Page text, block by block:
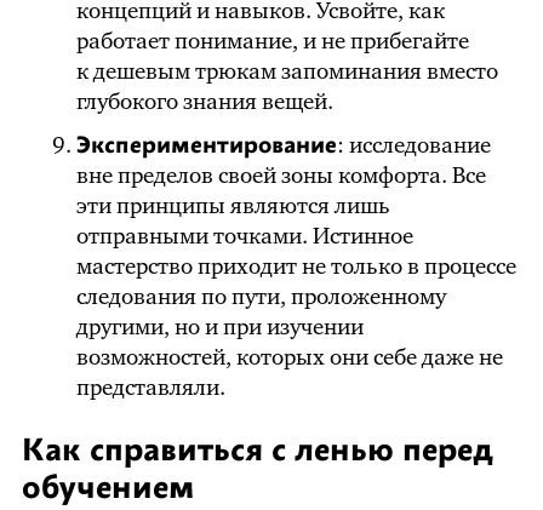
концепций и навыков. Усвойте, как
работает понимание, и не прибегайте
к дешевым трюкам запоминания вместо
глубокого знания вещей.
Экспериментирование: исследование
вне пределов своей зоны комфорта. Все
эти принципы являются лишь
отправными точками. Истинное
мастерство приходит не только в процессе
следования по пути, проложенному
другими, но и при изучении
возможностей, которых они себе даже не
представляли.
Как справиться с ленью перед
обучением